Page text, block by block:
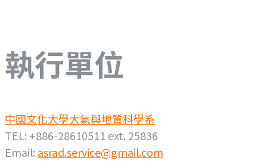
執行單位
中國文化大學大氣與地質科學系
TEL: +886-28610511 ext. 25836
Email: asrad.service@gmail.com